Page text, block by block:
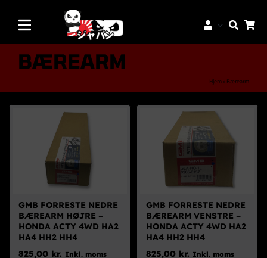
contentToggle
Navigation
Reservedele
Servicedele
K-Truck Dele
Bilpleje
BÆREARM
Hjem » Bærearm
GMB FORRESTE NEDRE
BÆREARM HØJRE –
HONDA ACTY 4WD HA2
HA4 HH2 HH4
825,00 kr. Inkl. moms
GMB FORRESTE NEDRE
BÆREARM VENSTRE –
HONDA ACTY 4WD HA2
HA4 HH2 HH4
825,00 kr. Inkl. moms